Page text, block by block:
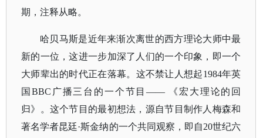
期，注释从略。
哈贝马斯是近年来渐次离世的西方理论大师中最
新的一位，这进一步加深了人们的一个印象，即一个
大师辈出的时代正在落幕。这不禁让人想起1984年英
国BBC广播三台的一个节目—— 《宏大理论的回
归》。这个节目的最初想法，源自节目制作人梅森和
著名学者昆廷·斯金纳的一个共同观察，即自20世纪六